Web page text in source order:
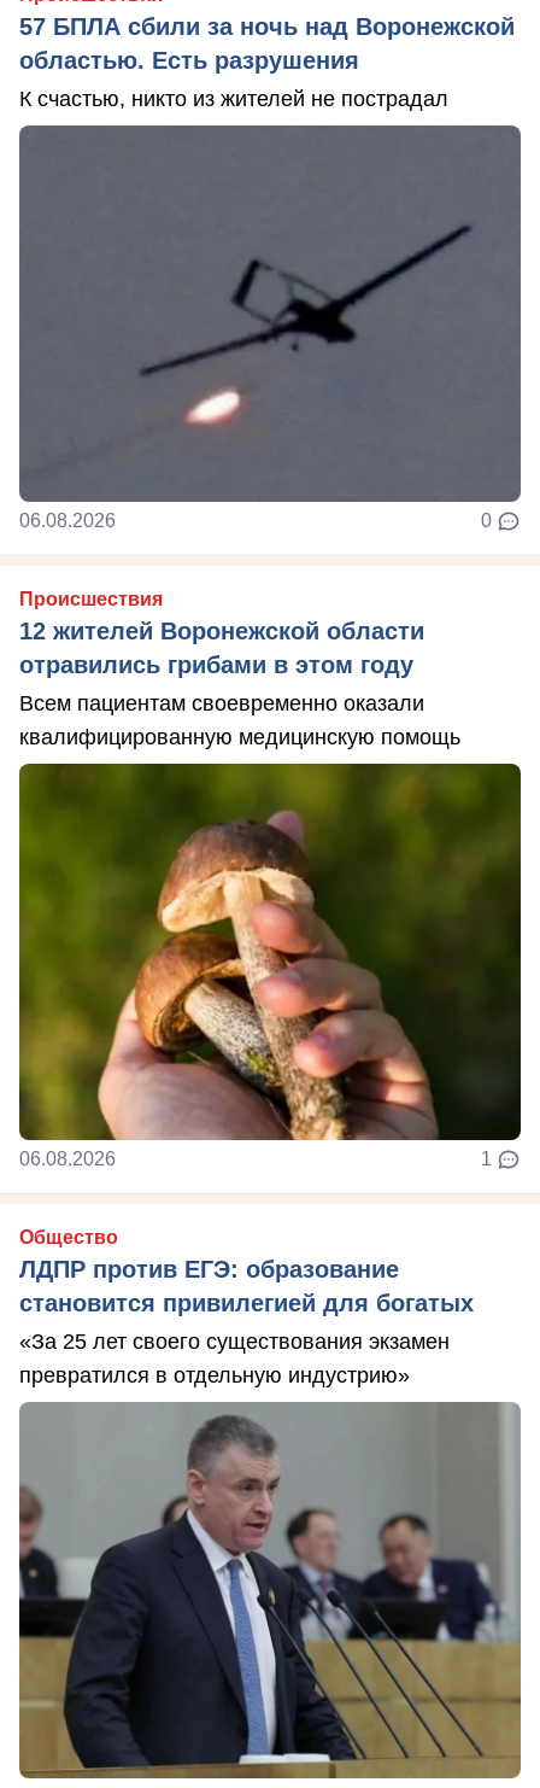
57 БПЛА сбили за ночь над Воронежской
областью. Есть разрушения
К счастью, никто из жителей не пострадал
06.08.2026 0
Происшествия
12 жителей Воронежской области
отравились грибами в этом году
Всем пациентам своевременно оказали
квалифицированную медицинскую помощь
06.08.2026 1
Общество
ЛДПР против ЕГЭ: образование
становится привилегией для богатых
«За 25 лет своего существования экзамен
превратился в отдельную индустрию»